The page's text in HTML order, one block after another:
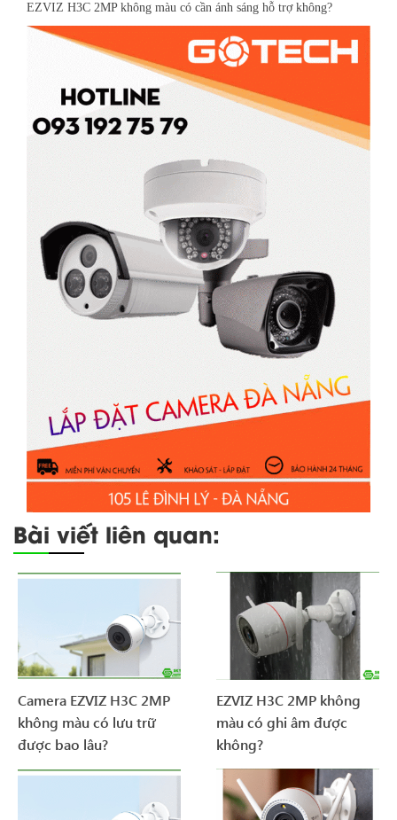
EZVIZ H3C 2MP không màu có cần ánh sáng hỗ trợ không?
Bài viết liên quan:
Camera EZVIZ H3C 2MP
không màu có lưu trữ
được bao lâu?
EZVIZ H3C 2MP không
màu có ghi âm được
không?